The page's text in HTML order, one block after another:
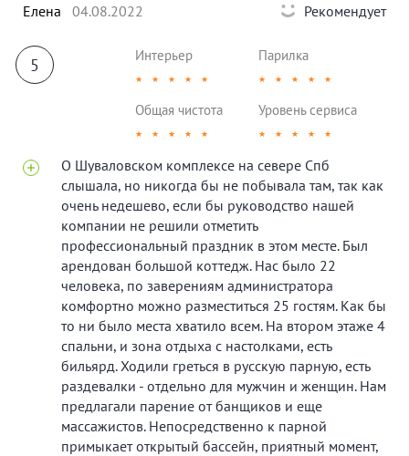
Елена 04.08.2022 Рекомендует
5 Интерьер
★ ★ ★ ★ ★
Парилка
★ ★ ★ ★ ★
Общая чистота
★ ★ ★ ★ ★
Уровень сервиса
★ ★ ★ ★ ★
О Шуваловском комплексе на севере Спб
слышала, но никогда бы не побывала там, так как
очень недешево, если бы руководство нашей
компании не решили отметить
профессиональный праздник в этом месте. Был
арендован большой коттедж. Нас было 22
человека, по заверениям администратора
комфортно можно разместиться 25 гостям. Как бы
то ни было места хватило всем. На втором этаже 4
спальни, и зона отдыха с настолками, есть
бильярд. Ходили греться в русскую парную, есть
раздевалки - отдельно для мужчин и женщин. Нам
предлагали парение от банщиков и еще
массажистов. Непосредственно к парной
примыкает открытый бассейн, приятный момент,